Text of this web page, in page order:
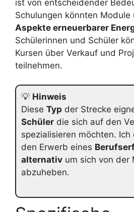
ist von entscheidender
Schulungen könnten Module
Aspekte erneuerbarer
Schülerinnen und Schüler
Kursen über Verkauf und
teilnehmen.
💡 Hinweis
Diese Typ der Strecke
Schüler die sich auf den
spezialisieren möchten. Ich
den Erwerb eines
alternativ um sich von der
abzuheben.